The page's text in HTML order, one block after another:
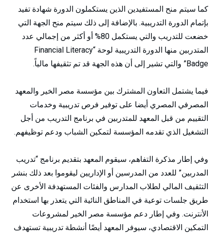
كما سيتم منح المستفيدين الذين يستكملون الدورة شهادة تفيد
بإتمام الدورة التدريبية. بالإضافة إلى ذلك سيتم منح الجهة التي
خضعت للتدريب والتي يستكمل 80% أو أكثر من إجمالي عدد
المتدربين منها الدورة التدريبية لوحة “Financial Literacy
Badge” والتي تشير إلى أن هذه الجهة قد تم تثقيفها مالياً.
فيما يشتمل التعاون المشترك بين مؤسسة مصر الخير والمعهد
المصرفي المصري أيضا على توفير فرص تدريبية وخدمات
التقييم من قبل المعهد للمتدربين في برنامج التدريب من أجل
التشغيل الذي تقدمه المؤسسة لتمكين الشباب ودعم توظيفهم.
وفي إطار مذكرة التفاهم، سيقوم المعهد بتقديم برنامج “تدريب
المدربين” للعدد من المدرسين أو الإداريين ليقوموا بعد ذلك بنشر
التثقيف المالي لطلاب المدارس والفئات المستهدفة الأخرى عن
طريق جلسات توعية في المناطق النائية التي يتعذر بها استخدام
الأنترنت. وفي إطار دعم مؤسسة مصر الخير لمشروعات
التمكين الاقتصادي، سيوفر المعهد أيضًا أنشطة تدريبية تستهدف